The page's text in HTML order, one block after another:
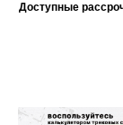
Доступные